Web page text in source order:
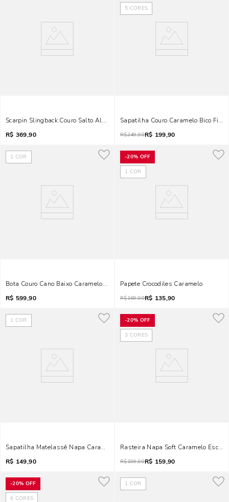
Scarpin Slingback Couro Salto Alto Caramelo
R$ 369,90
5 CORES
Sapatilha Couro Caramelo Bico Fino
R$249,90R$ 199,90
1 COR
Bota Couro Cano Baixo Caramelo Salto Alto
R$ 599,90
-20% OFF
1 COR
Papete Crocodiles Caramelo
R$169,90R$ 135,90
1 COR
Sapatilha Matelassê Napa Caramelo Laço
R$ 149,90
-20% OFF
3 CORES
Rasteira Napa Soft Caramelo Escuro
R$199,90R$ 159,90
-20% OFF
6 CORES
1 COR